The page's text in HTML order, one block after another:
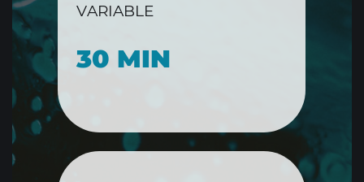
VARIABLE
30 MIN